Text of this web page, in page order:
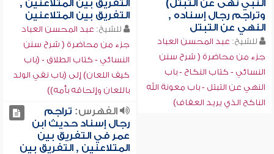
النبي نهى عن التبتل)
وتراجم رجال إسناده ,
النهي عن التبتل
للشيخ: عبد المحسن العباد
جزء من محاضرة ( شرح سنن
النسائي - كتاب النكاح - باب
النهي عن التبتل - باب معونة الله
الناكح الذي يريد العفاف)
التفريق بين المتلاعنين ,
التفريق بين المتلاعنين
للشيخ: عبد المحسن العباد
جزء من محاضرة ( شرح سنن
النسائي - كتاب الطلاق - (باب
كيف اللعان) إلى (باب نفي الولد
باللعان وإلحاقه بأمه))
الفهرس: تراجم
رجال إسناد حديث ابن
عمر في التفريق بين
المتلاعنين , التفريق بين